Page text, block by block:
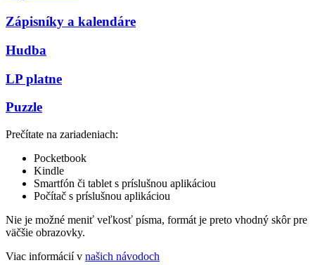
Zápisníky a kalendáre
Hudba
LP platne
Puzzle
Prečítate na zariadeniach:
Pocketbook
Kindle
Smartfón či tablet s príslušnou aplikáciou
Počítač s príslušnou aplikáciou
Nie je možné meniť veľkosť písma, formát je preto vhodný skôr pre
väčšie obrazovky.
Viac informácií v našich návodoch